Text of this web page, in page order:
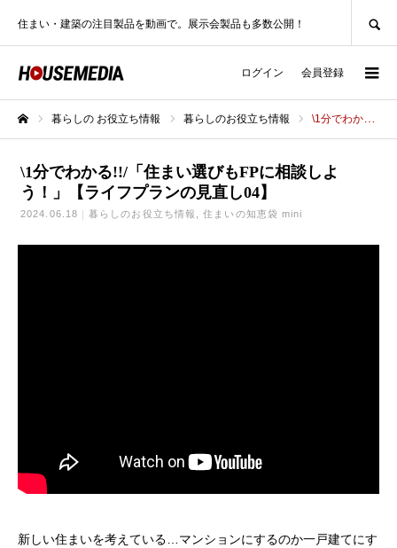
住まい・建築の注目製品を動画で。展示会製品も多数公開！
ログイン 会員登録
暮らしの お役立ち情報 暮らしのお役立ち情報 \1分でわかる!!/「住まい選びもFPに相談しよう！」【ライフプランの見直し04】
\1分でわかる!!/「住まい選びもFPに相談しよ
う！」【ライフプランの見直し04】
2024.06.18 暮らしのお役立ち情報 住まいの知恵袋 mini
新しい住まいを考えている…マンションにするのか一戸建てにす